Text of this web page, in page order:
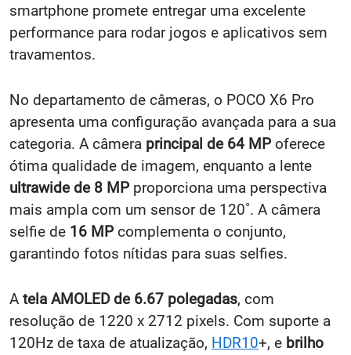
smartphone promete entregar uma excelente
performance para rodar jogos e aplicativos sem
travamentos.
No departamento de câmeras, o POCO X6 Pro
apresenta uma configuração avançada para a sua
categoria. A câmera principal de 64 MP oferece
ótima qualidade de imagem, enquanto a lente
ultrawide de 8 MP proporciona uma perspectiva
mais ampla com um sensor de 120˚. A câmera
selfie de 16 MP complementa o conjunto,
garantindo fotos nítidas para suas selfies.
A tela AMOLED de 6.67 polegadas, com
resolução de 1220 x 2712 pixels. Com suporte a
120Hz de taxa de atualização, HDR10+, e brilho